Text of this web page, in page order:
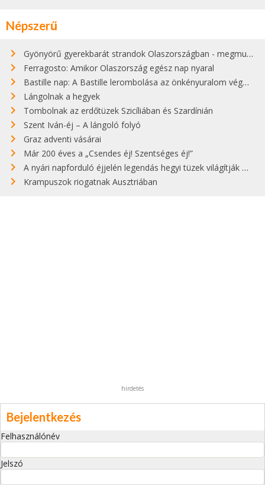
Népszerű
Gyönyörű gyerekbarát strandok Olaszországban - megmutatjuk a 15 legjobbat
Ferragosto: Amikor Olaszország egész nap nyaral
Bastille nap: A Bastille lerombolása az önkényuralom végét jelentette
Lángolnak a hegyek
Tombolnak az erdőtüzek Szicíliában és Szardínián
Szent Iván-éj – A lángoló folyó
Graz adventi vásárai
Már 200 éves a „Csendes éj! Szentséges éj!”
A nyári napforduló éjjelén legendás hegyi tüzek világítják meg Zugspitzét
Krampuszok riogatnak Ausztriában
hirdetés
Bejelentkezés
Felhasználónév
Jelszó